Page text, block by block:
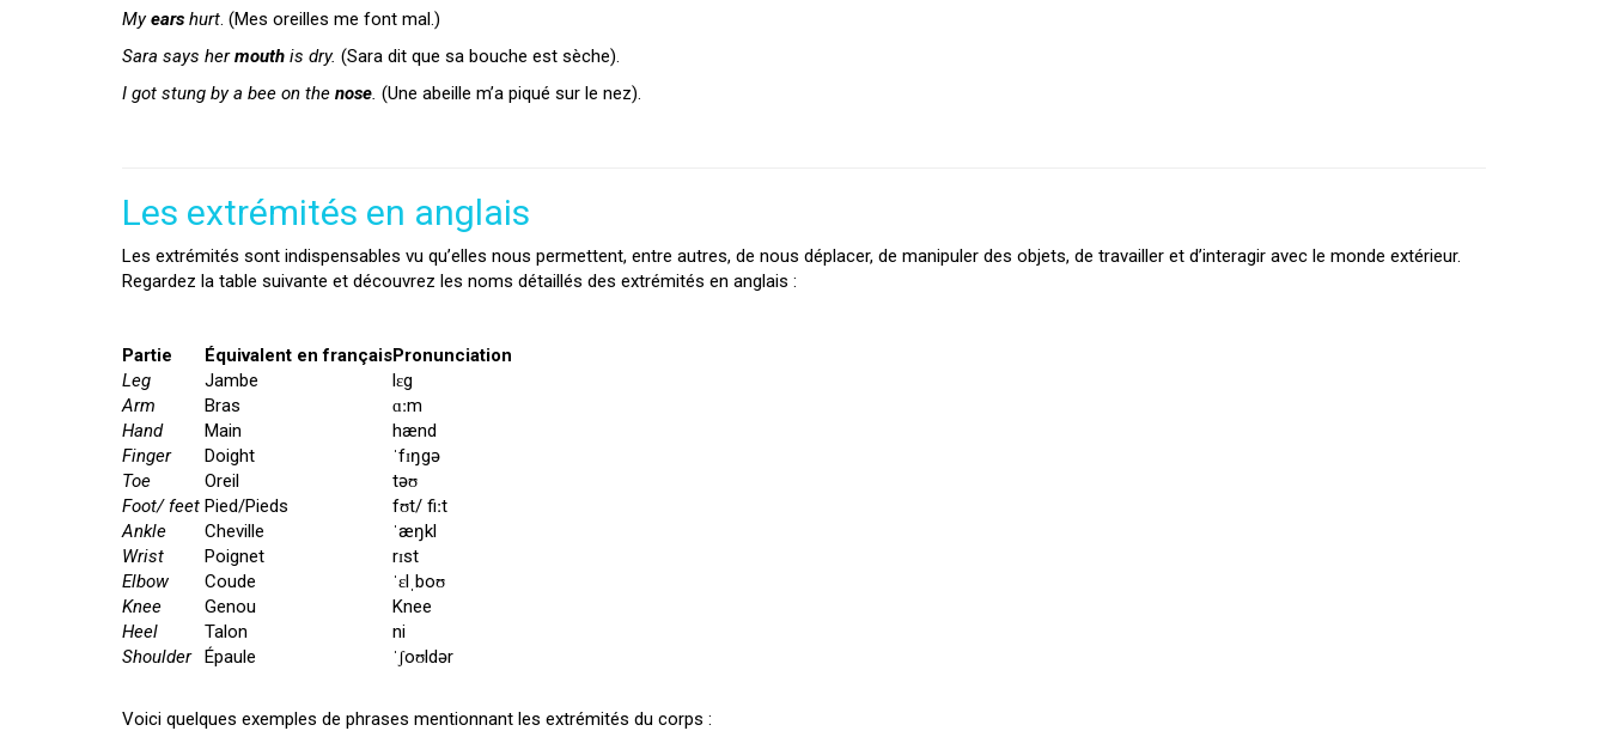
Myears hurt. (Mes oreilles me font mal.)
Sara says hermouth is dry. (Sara dit que sa bouche est sèche).
I got stung by a bee on the nose. (Une abeille m’a piqué sur le nez).
Les extrémités en anglais
Les extrémités sont indispensables vu qu’elles nous permettent, entre autres, de nous déplacer, de manipuler des objets, de travailler et d’interagir avec le monde extérieur.
Regardez la table suivante et découvrez les noms détaillés des extrémités en anglais :
Partie Équivalent en françaisPronunciation
Leg
Jambe
lɛg
Arm
Bras
ɑːm
Hand
Main
hænd
Finger
Doight
ˈfɪŋgə
Toe
Oreil
təʊ
Foot/ feet Pied/Pieds
fʊt/ fiːt
Ankle
Cheville
ˈæŋkl
Wrist
Poignet
rɪst
Elbow
Coude
ˈɛlˌboʊ
Knee
Genou
Knee
Heel
Talon
ni
Shoulder
Épaule ˈʃoʊldər
Voici quelques exemples de phrases mentionnant les extrémités du corps :